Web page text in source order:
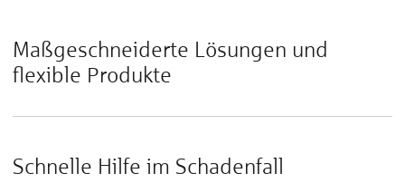
Maßgeschneiderte Lösungen und
flexible Produkte
Schnelle Hilfe im Schadenfall